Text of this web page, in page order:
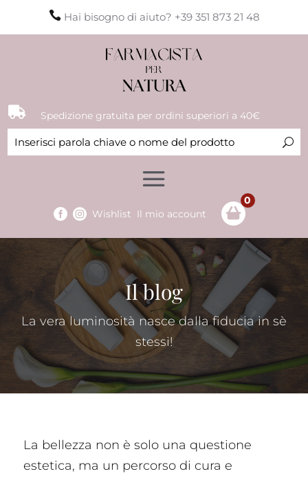
Hai bisogno di aiuto? +39 351 873 21 48
 Spedizione gratuita per ordini superiori a 40€
  Wishlist Il mio account
0
Il blog
La vera luminosità nasce dalla fiducia in sè
stessi!
La bellezza non è solo una questione
estetica, ma un percorso di cura e